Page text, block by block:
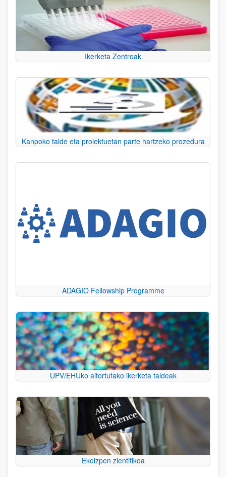
Ikerketa Zentroak
Kanpoko talde eta proiektuetan parte hartzeko prozedura
ADAGIO Fellowship Programme
UPV/EHUko aitortutako ikerketa taldeak
Ekoizpen zientifikoa